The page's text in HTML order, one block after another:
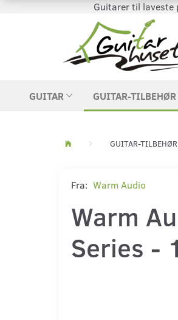
Guitarer til laveste
GUITAR GUITAR-TILBEHØR
GUITAR-TILBEHØR
Fra: Warm Audio
Warm
Series -